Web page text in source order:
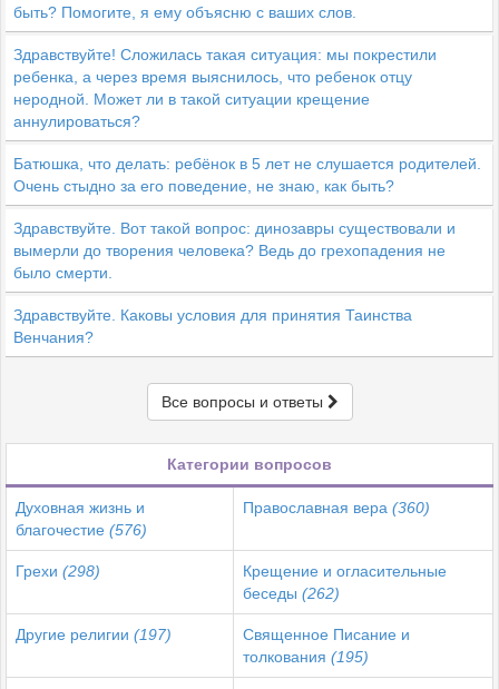
быть? Помогите, я ему объясню с ваших слов.
Здравствуйте! Сложилась такая ситуация: мы покрестили
ребенка, а через время выяснилось, что ребенок отцу
неродной. Может ли в такой ситуации крещение
аннулироваться?
Батюшка, что делать: ребёнок в 5 лет не слушается родителей.
Очень стыдно за его поведение, не знаю, как быть?
Здравствуйте. Вот такой вопрос: динозавры существовали и
вымерли до творения человека? Ведь до грехопадения не
было смерти.
Здравствуйте. Каковы условия для принятия Таинства
Венчания?
Все вопросы и ответы
Категории вопросов
Духовная жизнь и
благочестие (576)
Православная вера (360)
Грехи (298)
Крещение и огласительные
беседы (262)
Другие религии (197)
Священное Писание и
толкования (195)